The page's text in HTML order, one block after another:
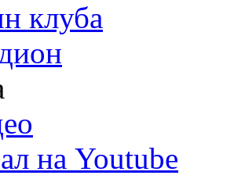
клуба
на Youtube